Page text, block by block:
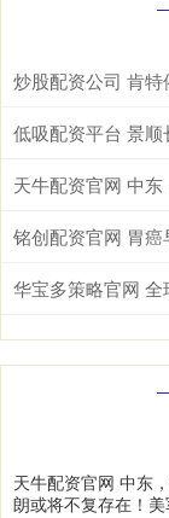
铭创配资官网 胃
天牛配资官网 中东
朗或将不复存在！美